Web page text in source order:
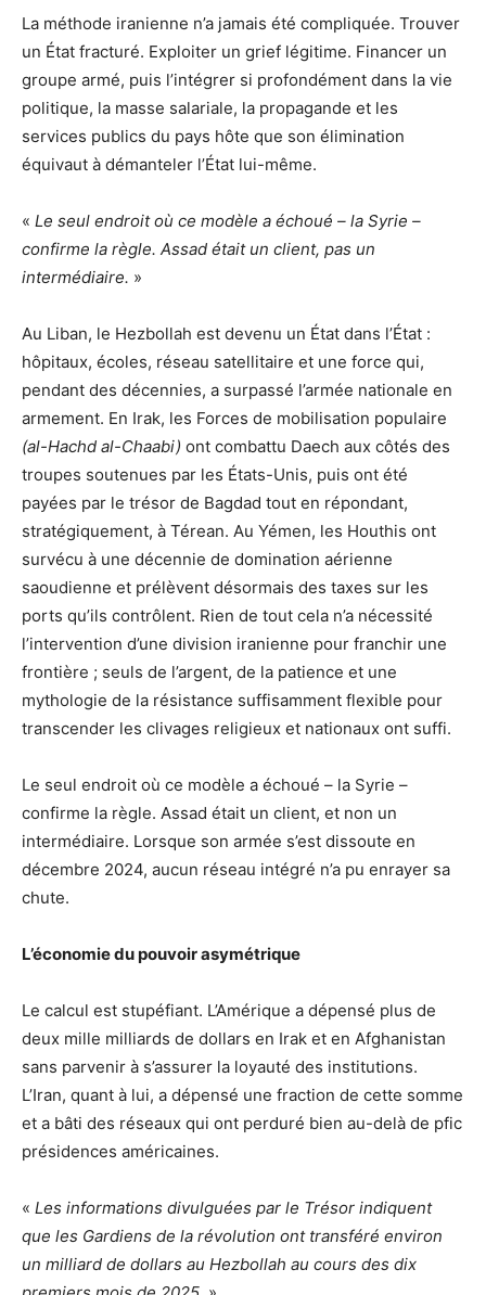
La méthode iranienne n’a jamais été compliquée. Trouver
un État fracturé. Exploiter un grief légitime. Financer un
groupe armé, puis l’intégrer si profondément dans la vie
politique, la masse salariale, la propagande et les
services publics du pays hôte que son élimination
équivaut à démanteler l’État lui-même.
« Le seul endroit où ce modèle a échoué – la Syrie –
confirme la règle. Assad était un client, pas un
intermédiaire. »
Au Liban, le Hezbollah est devenu un État dans l’État :
hôpitaux, écoles, réseau satellitaire et une force qui,
pendant des décennies, a surpassé l’armée nationale en
armement. En Irak, les Forces de mobilisation populaire
(al-Hachd al-Chaabi) ont combattu Daech aux côtés des
troupes soutenues par les États-Unis, puis ont été
payées par le trésor de Bagdad tout en répondant,
stratégiquement, à Térean. Au Yémen, les Houthis ont
survécu à une décennie de domination aérienne
saoudienne et prélèvent désormais des taxes sur les
ports qu’ils contrôlent. Rien de tout cela n’a nécessité
l’intervention d’une division iranienne pour franchir une
frontière ; seuls de l’argent, de la patience et une
mythologie de la résistance suffisamment flexible pour
transcender les clivages religieux et nationaux ont suffi.
Le seul endroit où ce modèle a échoué – la Syrie –
confirme la règle. Assad était un client, et non un
intermédiaire. Lorsque son armée s’est dissoute en
décembre 2024, aucun réseau intégré n’a pu enrayer sa
chute.
L’économie du pouvoir asymétrique
Le calcul est stupéfiant. L’Amérique a dépensé plus de
deux mille milliards de dollars en Irak et en Afghanistan
sans parvenir à s’assurer la loyauté des institutions.
L’Iran, quant à lui, a dépensé une fraction de cette somme
et a bâti des réseaux qui ont perduré bien au-delà de pfic
présidences américaines.
« Les informations divulguées par le Trésor indiquent
que les Gardiens de la révolution ont transféré environ
un milliard de dollars au Hezbollah au cours des dix